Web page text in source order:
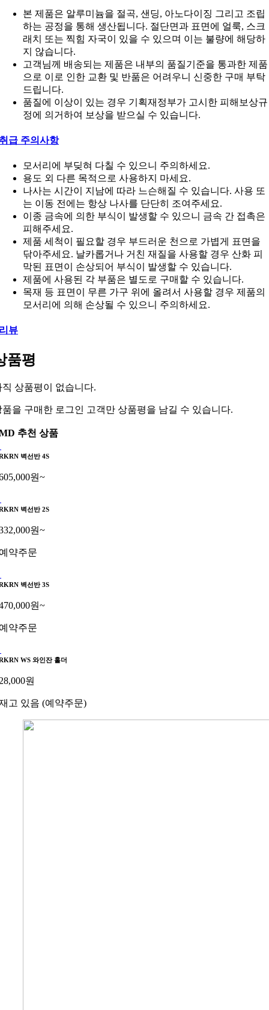
본 제품은 알루미늄을 절곡, 샌딩, 아노다이징 그리고 조립
하는 공정을 통해 생산됩니다. 절단면과 표면에 얼룩, 스크
래치 또는 찍힘 자국이 있을 수 있으며 이는 불량에 해당하
지 않습니다.
고객님께 배송되는 제품은 내부의 품질기준을 통과한 제품
으로 이로 인한 교환 및 반품은 어려우니 신중한 구매 부탁
드립니다.
품질에 이상이 있는 경우 기획재정부가 고시한 피해보상규
정에 의거하여 보상을 받으실 수 있습니다.
급 주의사항
모서리에 부딪혀 다칠 수 있으니 주의하세요.
용도 외 다른 목적으로 사용하지 마세요.
나사는 시간이 지남에 따라 느슨해질 수 있습니다. 사용 또
는 이동 전에는 항상 나사를 단단히 조여주세요.
이종 금속에 의한 부식이 발생할 수 있으니 금속 간 접촉은
피해주세요.
제품 세척이 필요할 경우 부드러운 천으로 가볍게 표면을
닦아주세요. 날카롭거나 거친 재질을 사용할 경우 산화 피
막된 표면이 손상되어 부식이 발생할 수 있습니다.
제품에 사용된 각 부품은 별도로 구매할 수 있습니다.
목재 등 표면이 무른 가구 위에 올려서 사용할 경우 제품의
모서리에 의해 손상될 수 있으니 주의하세요.
뷰
품평
직 상품평이 없습니다.
품을 구매한 로그인 고객만 상품평을 남길 수 있습니다.
추천 상품
벽선반 4S
원~
벽선반 2S
원~
약주문
벽선반 3S
원~
약주문
WS 와인잔 홀더
원
고 있음 (예약주문)